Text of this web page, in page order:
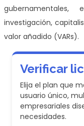
investigación,
valor añadido (VARs).
Verificar
Elija el plan que
usuario único,
empresariales
necesidades.